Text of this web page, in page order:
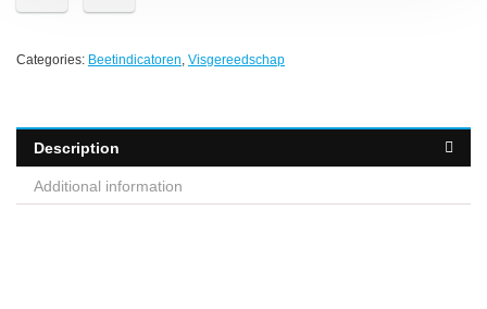
Categories: Beetindicatoren, Visgereedschap
Description
Additional information